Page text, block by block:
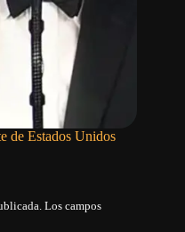
de Estados Unidos
Los campos